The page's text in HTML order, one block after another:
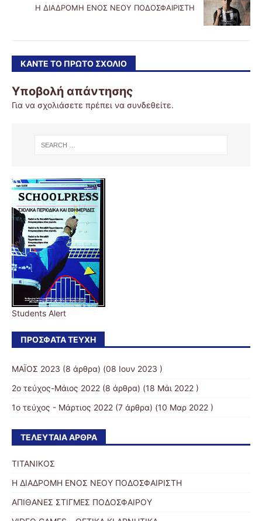
Η ΔΙΑΔΡΟΜΗ ΕΝΟΣ ΝΕΟΥ ΠΟΔΟΣΦΑΙΡΙΣΤΗ
ΚΆΝΤΕ ΤΟ ΠΡΏΤΟ ΣΧΌΛΙΟ
Υποβολή απάντησης
Για να σχολιάσετε πρέπει να συνδεθείτε.
Students Alert
ΠΡΌΣΦΑΤΑ ΤΕΎΧΗ
ΜΑΪΟΣ 2023 (8 άρθρα) (08 Ιουν 2023 )
2ο τεύχος-Μάιος 2022 (8 άρθρα) (18 Μάι 2022 )
1ο τεύχος - Μάρτιος 2022 (7 άρθρα) (10 Μαρ 2022 )
ΤΕΛΕΥΤΑΊΑ ΆΡΘΡΑ
ΤΙΤΑΝΙΚΟΣ
Η ΔΙΑΔΡΟΜΗ ΕΝΟΣ ΝΕΟΥ ΠΟΔΟΣΦΑΙΡΙΣΤΗ
ΑΠΙΘΑΝΕΣ ΣΤΙΓΜΕΣ ΠΟΔΟΣΦΑΙΡΟΥ